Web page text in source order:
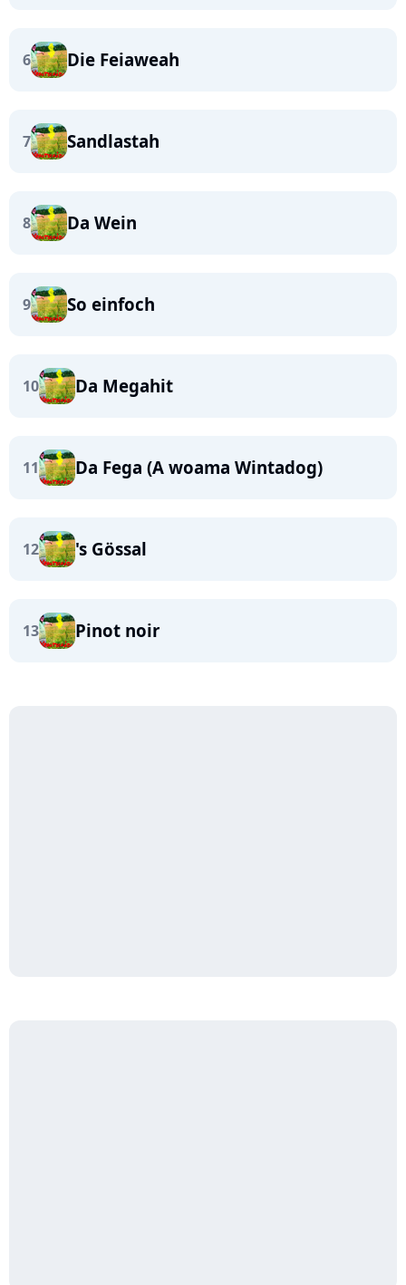
6 Die Feiaweah
7 Sandlastah
8 Da Wein
9 So einfoch
10 Da Megahit
11 Da Fega (A woama Wintadog)
12 's Gössal
13 Pinot noir